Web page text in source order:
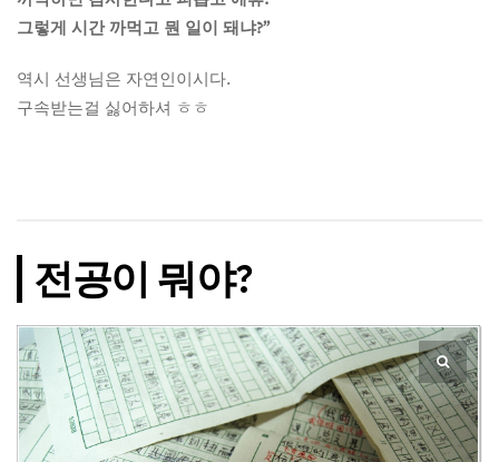
그렇게 시간 까먹고 뭔 일이 돼냐?”
역시 선생님은 자연인이시다.
구속받는걸 싫어하셔 ㅎㅎ
전공이 뭐야?